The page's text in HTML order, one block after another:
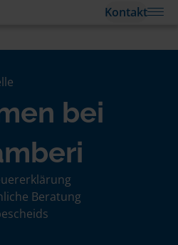
Kontakt
bei
Beratung